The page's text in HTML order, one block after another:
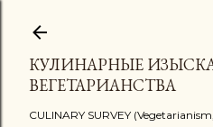
КУЛИНАРНЫЕ
ВЕГЕТАРИАНСТВА
CULINARY SURVEY